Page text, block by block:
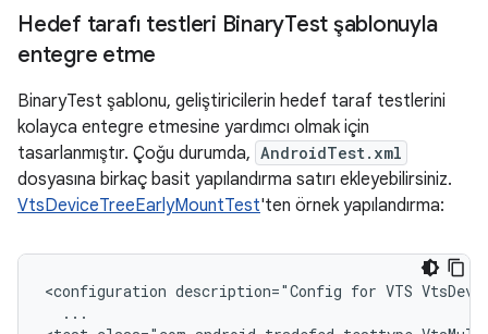
Hedef tarafı testleri BinaryTest şablonuyla
entegre etme
BinaryTest şablonu, geliştiricilerin hedef taraf testlerini
kolayca entegre etmesine yardımcı olmak için
tasarlanmıştır. Çoğu durumda, AndroidTest.xml
dosyasına birkaç basit yapılandırma satırı ekleyebilirsiniz.
VtsDeviceTreeEarlyMountTest'ten örnek yapılandırma:
<configuration description="Config for VTS
  ...